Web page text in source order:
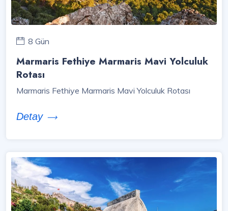
8 Gün
Marmaris Fethiye Marmaris Mavi Yolculuk
Rotası
Marmaris Fethiye Marmaris Mavi Yolculuk Rotası
Detay